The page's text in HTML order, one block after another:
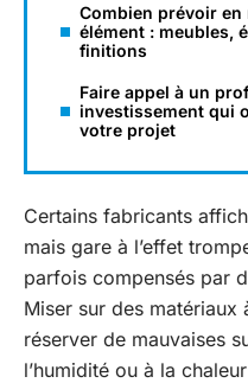
Combien prévoir
élément : meubles,
finitions
Faire appel à un
investissement qui
votre projet
Certains fabricants
mais gare à l’effet
parfois compensés par
Miser sur des matériaux
réserver de mauvaises
l’humidité ou à la